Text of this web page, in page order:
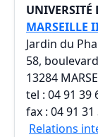
UNIVERSITÉ
MARSEILLE
Jardin du
58,
13284
tel : 04 91 39
fax : 04 91 31
Relations